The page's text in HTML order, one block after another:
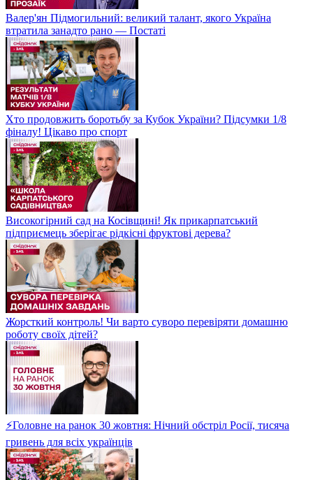
Валер'ян Підмогильний: великий талант, якого Україна
втратила занадто рано — Постаті
Хто продовжить боротьбу за Кубок України? Підсумки 1/8
фіналу! Цікаво про спорт
Високогірний сад на Косівщині! Як прикарпатський
підприємець зберігає рідкісні фруктові дерева?
Жорсткий контроль! Чи варто суворо перевіряти домашню
роботу своїх дітей?
⚡Головне на ранок 30 жовтня: Нічний обстріл Росії, тисяча
гривень для всіх українців